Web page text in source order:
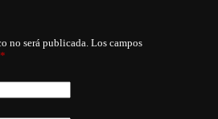
no será publicada. Los campos
*